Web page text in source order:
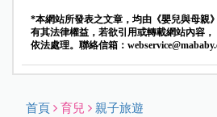
*本網站所發表之文章，均由《嬰兒與母親
有其法律權益，若欲引用或轉載網站內容
依法處理。聯絡信箱：
首頁 育兒 親子旅遊